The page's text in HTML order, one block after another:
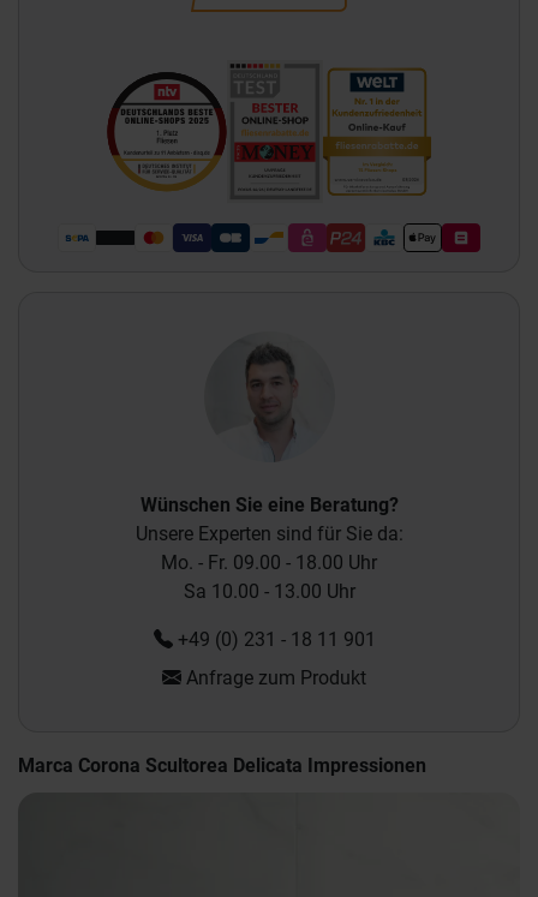
Wünschen Sie eine Beratung?
Unsere Experten sind für Sie da:
Mo. - Fr. 09.00 - 18.00 Uhr
Sa 10.00 - 13.00 Uhr
+49 (0) 231 - 18 11 901
Anfrage zum Produkt
Marca Corona Scultorea Delicata Impressionen